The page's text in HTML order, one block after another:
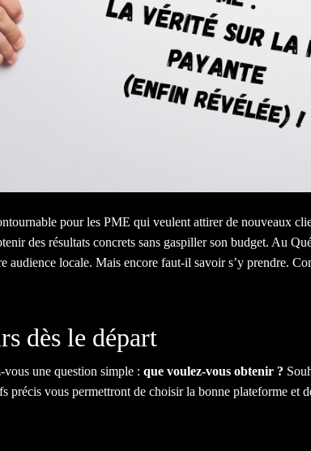
pour les PME qui veulent attirer de nouveaux
des résultats concrets sans gaspiller son budget. Au
audience locale. Mais encore faut-il savoir s’y prendre.
dès le départ
vous une question simple : que voulez-vous obtenir ?
précis vous permettront de choisir la bonne plateforme et